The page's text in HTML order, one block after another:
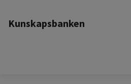
Kunskapsbanken